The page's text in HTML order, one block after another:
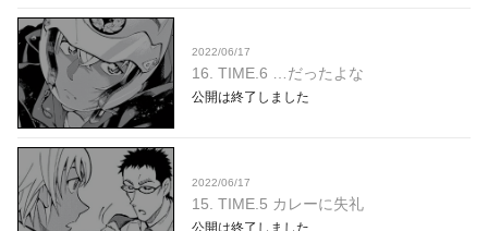
2022/06/17
16. TIME.6 …だったよな
公開は終了しました
2022/06/17
15. TIME.5 カレーに失礼
公開は終了しました